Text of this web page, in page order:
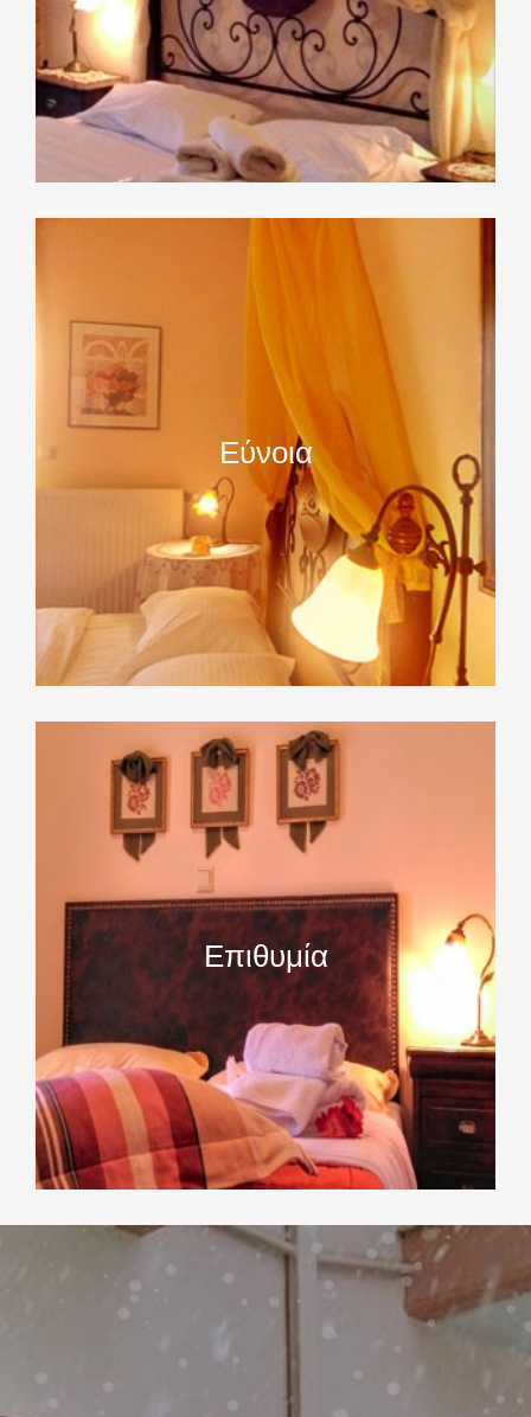
Εύνοια
Επιθυμία